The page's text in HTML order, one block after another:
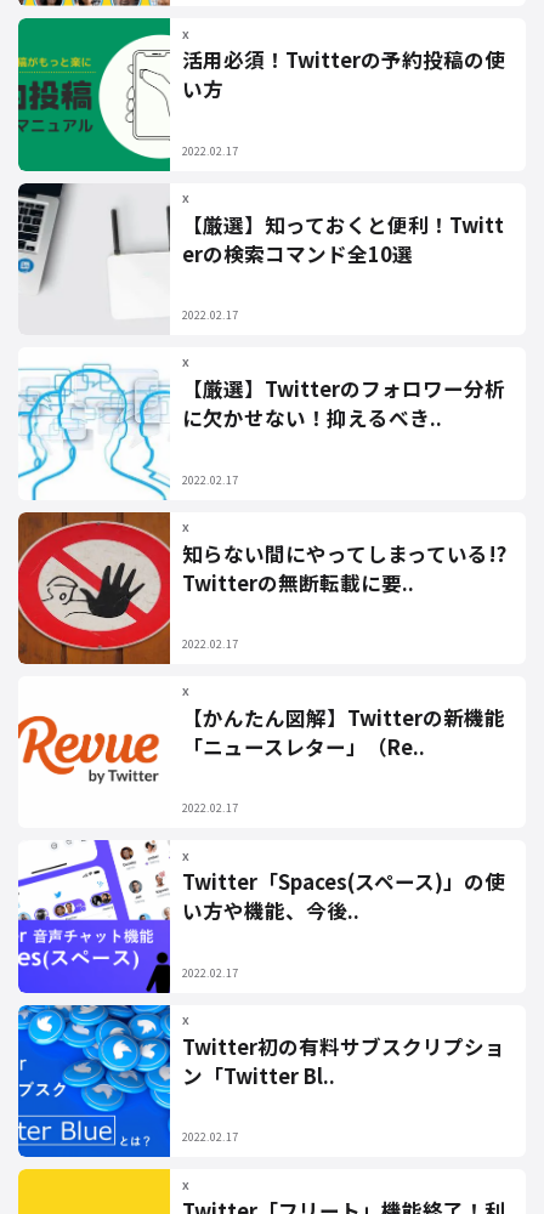
X
活用必須！Twitterの予約投稿の使
い方
2022.02.17
X
【厳選】知っておくと便利！Twitt
erの検索コマンド全10選
2022.02.17
X
【厳選】Twitterのフォロワー分析
に欠かせない！抑えるべき..
2022.02.17
X
知らない間にやってしまっている!?
Twitterの無断転載に要..
2022.02.17
X
【かんたん図解】Twitterの新機能
「ニュースレター」（Re..
2022.02.17
X
Twitter「Spaces(スペース)」の使
い方や機能、今後..
2022.02.17
X
Twitter初の有料サブスクリプショ
ン「Twitter Bl..
2022.02.17
X